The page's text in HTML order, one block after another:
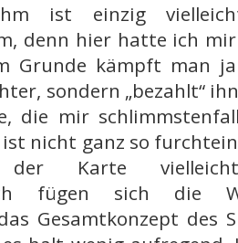
ist einzig
denn hier hatte ich
Grunde kämpft man
sondern „bezahlt“
die mir
nicht ganz so
Karte vielleicht
fügen sich die
Gesamtkonzept des